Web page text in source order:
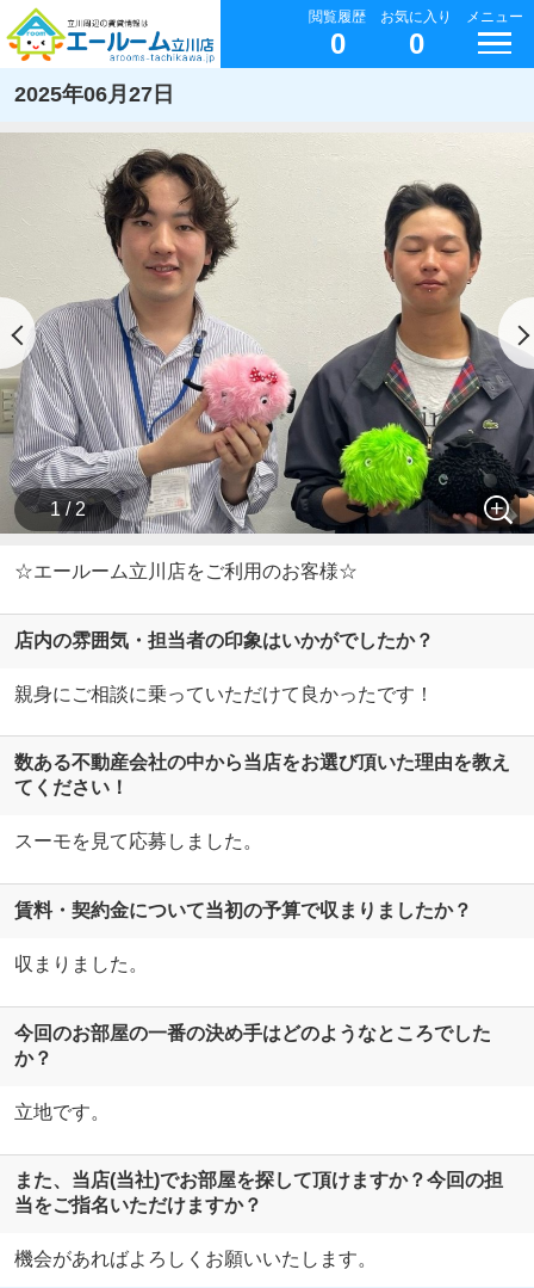
閲覧履歴
0
お気に入り
0
メニュー
2025年06月27日
1 / 2
☆エールーム立川店をご利用のお客様☆
店内の雰囲気・担当者の印象はいかがでしたか？
親身にご相談に乗っていただけて良かったです！
数ある不動産会社の中から当店をお選び頂いた理由を教え
てください！
スーモを見て応募しました。
賃料・契約金について当初の予算で収まりましたか？
収まりました。
今回のお部屋の一番の決め手はどのようなところでした
か？
立地です。
また、当店(当社)でお部屋を探して頂けますか？今回の担
当をご指名いただけますか？
機会があればよろしくお願いいたします。